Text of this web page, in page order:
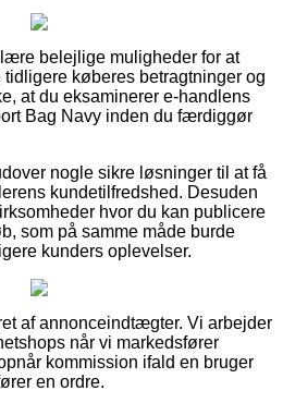
belejlige muligheder for at
køberes betragtninger og
at du eksaminerer e-handlens
Bag Navy inden du færdiggør
nogle sikre løsninger til at få
kundetilfredshed. Desuden
hvor du kan publicere
som på samme måde burde
kunders oplevelser.
af annonceindtægter. Vi arbejder
når vi markedsfører
kommission ifald en bruger
en ordre.